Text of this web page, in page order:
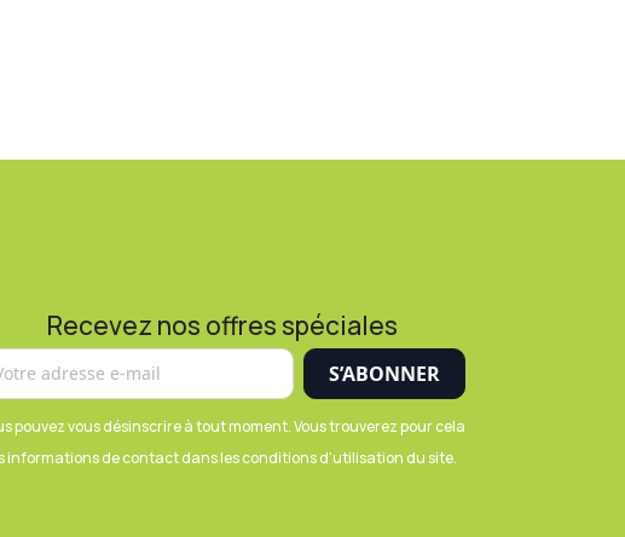
Recevez nos offres spéciales
pouvez vous désinscrire à tout moment. Vous trouverez pour cela
informations de contact dans les conditions d'utilisation du site.